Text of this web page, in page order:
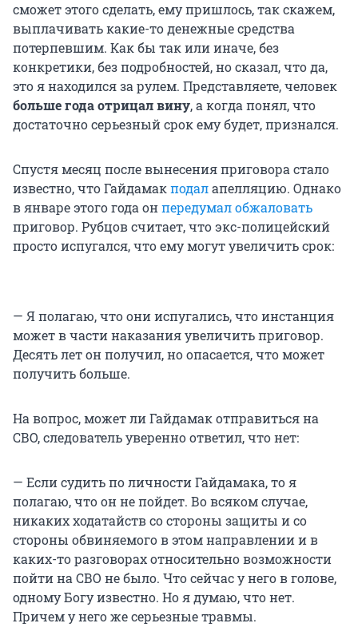
сможет этого сделать, ему пришлось, так скажем,
выплачивать какие-то денежные средства
потерпевшим. Как бы так или иначе, без
конкретики, без подробностей, но сказал, что да,
это я находился за рулем. Представляете, человек
больше года отрицал вину, а когда понял, что
достаточно серьезный срок ему будет, признался.
Спустя месяц после вынесения приговора стало
известно, что Гайдамакподалапелляцию. Однако
в январе этого года онпередумал обжаловать
приговор. Рубцов считает, что экс-полицейский
просто испугался, что ему могут увеличить срок:
— Я полагаю, что они испугались, что инстанция
может в части наказания увеличить приговор.
Десять лет он получил, но опасается, что может
получить больше.
На вопрос, может ли Гайдамак отправиться на
СВО, следователь уверенно ответил, что нет:
— Если судить по личности Гайдамака, то я
полагаю, что он не пойдет. Во всяком случае,
никаких ходатайств со стороны защиты и со
стороны обвиняемого в этом направлении и в
каких-то разговорах относительно возможности
пойти на СВО не было. Что сейчас у него в голове,
одному Богу известно. Но я думаю, что нет.
Причем у него же серьезные травмы.